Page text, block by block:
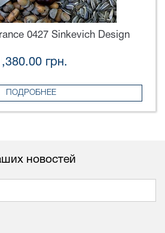
0427 Sinkevich Design
грн.
ПОДРОБНЕЕ
новостей